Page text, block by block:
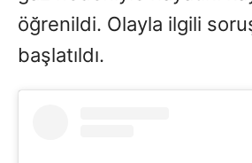
öğrenildi. Olayla ilgili
başlatıldı.